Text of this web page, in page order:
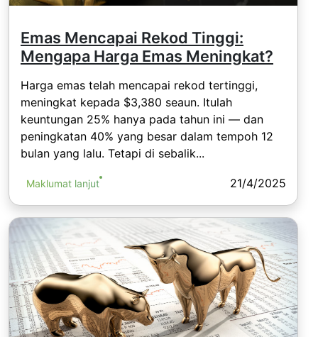
Emas Mencapai Rekod Tinggi:
Mengapa Harga Emas Meningkat?
Harga emas telah mencapai rekod tertinggi,
meningkat kepada $3,380 seaun. Itulah
keuntungan 25% hanya pada tahun ini — dan
peningkatan 40% yang besar dalam tempoh 12
bulan yang lalu. Tetapi di sebalik...
Maklumat lanjut 21/4/2025